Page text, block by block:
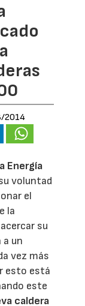
2014
Energía
voluntad
el
la
su
un
vez más
esto está
este
caldera